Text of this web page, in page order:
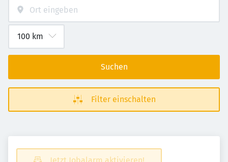
Suchen
Filter einschalten